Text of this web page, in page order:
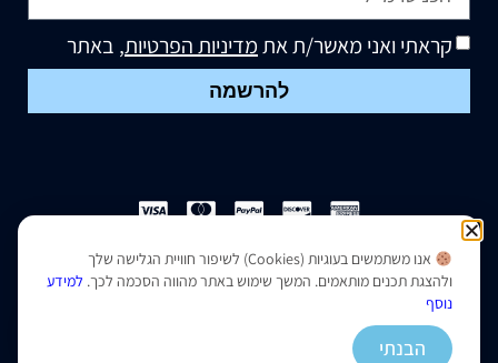
קראתי ואני מאשר/ת אתמדיניות הפרטיות, באתר
להרשמה
הצהרת נגישות|מדיניות פרטיות
נבנה ועוצב על ידי –
אנו משתמשים בעוגיות (Cookies) לשיפור חוויית הגלישה שלך
ולהצגת תכנים מותאמים. המשך שימוש באתר מהווה הסכמה לכך. למידע
נוסף
הבנתי